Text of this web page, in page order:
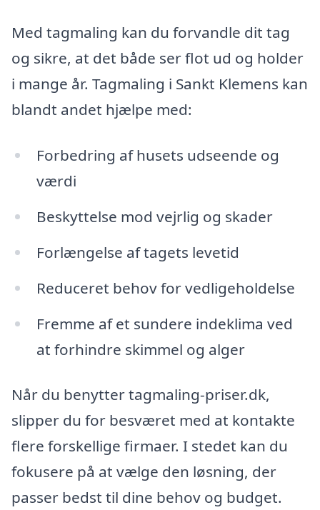
Med tagmaling kan du forvandle dit tag
og sikre, at det både ser flot ud og holder
i mange år. Tagmaling i Sankt Klemens kan
blandt andet hjælpe med:
Forbedring af husets udseende og
værdi
Beskyttelse mod vejrlig og skader
Forlængelse af tagets levetid
Reduceret behov for vedligeholdelse
Fremme af et sundere indeklima ved
at forhindre skimmel og alger
Når du benytter tagmaling-priser.dk,
slipper du for besværet med at kontakte
flere forskellige firmaer. I stedet kan du
fokusere på at vælge den løsning, der
passer bedst til dine behov og budget.